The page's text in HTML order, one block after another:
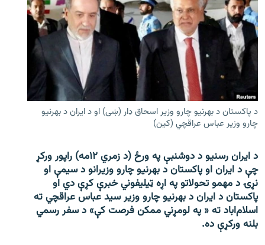
د پاکستان د بهرنیو چارو وزیر اسحاق ډار (ښی) او د ایران د بهرنیو
چارو وزیر عباس عراقچي (کین)
د ایران رسنیو د دوشنبې په ورځ (د زمري ۱۲مه) راپور ورکړ
چې د ایران او پاکستان د بهرنیو چارو وزیرانو د سیمې او
نړۍ د مهمو تحولاتو په اړه ټیلیفوني خبرې کړې دي او
پاکستان د ایران د بهرنیو چارو وزیر سید عباس عراقچي ته
اسلام‌اباد ته « په لومړني ممکن فرصت کې» د سفر رسمي
بلنه ورکړې ده.